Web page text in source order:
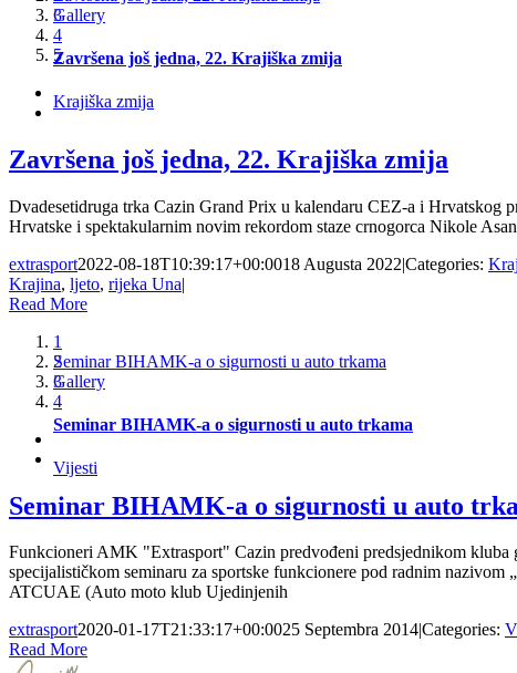
Gallery
Završena još jedna, 22. Krajiška zmija
Krajiška zmija
3
4
5
Završena još jedna, 22. Krajiška zmija
Dvadesetidruga trka Cazin Grand Prix u kalendaru CEZ-a i Hrvatskog
Hrvatske i spektakularnim novim rekordom staze crnogorca Nikole
extrasport2022-08-18T10:39:17+00:0018 Augusta 2022|Categories:
Krajina, ljeto, rijeka Una|
Read More
Seminar BIHAMK-a o sigurnosti u auto trkama
Gallery
Seminar BIHAMK-a o sigurnosti u auto trkama
Vijesti
1
2
3
4
Seminar BIHAMK-a o sigurnosti u auto
Funkcioneri AMK "Extrasport" Cazin predvođeni predsjednikom kluba
specijalističkom seminaru za sportske funkcionere pod radnim
ATCUAE (Auto moto klub Ujedinjenih
extrasport2020-01-17T21:33:17+00:0025 Septembra 2014|Categories:
Read More